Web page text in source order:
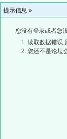
提示信息 »
您没有登录或者您
读取数据错误,
您还不是论坛